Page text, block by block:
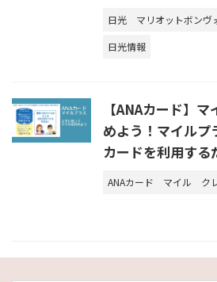
日光 マリオットボンヴ
日光情報
【ANAカード】
めよう！マイルプ
カードを利用する
ANAカード マイル ク